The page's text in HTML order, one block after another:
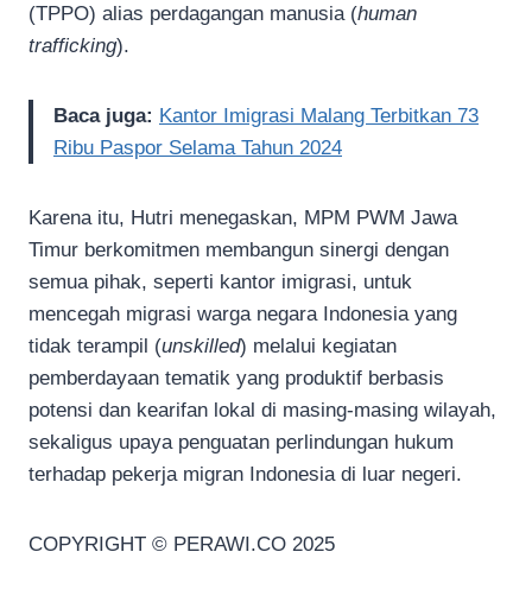
(TPPO) alias perdagangan manusia (human
trafficking).
Baca juga: Kantor Imigrasi Malang Terbitkan 73
Ribu Paspor Selama Tahun 2024
Karena itu, Hutri menegaskan, MPM PWM Jawa
Timur berkomitmen membangun sinergi dengan
semua pihak, seperti kantor imigrasi, untuk
mencegah migrasi warga negara Indonesia yang
tidak terampil (unskilled) melalui kegiatan
pemberdayaan tematik yang produktif berbasis
potensi dan kearifan lokal di masing-masing wilayah,
sekaligus upaya penguatan perlindungan hukum
terhadap pekerja migran Indonesia di luar negeri.
COPYRIGHT © PERAWI.CO 2025